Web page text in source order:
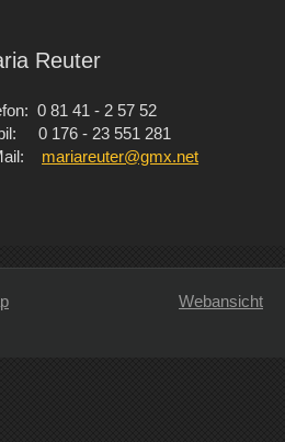
Reuter
0 81 41 - 2 57 52
0 176 - 23 551 281
mariareuter@gmx.net
Webansicht